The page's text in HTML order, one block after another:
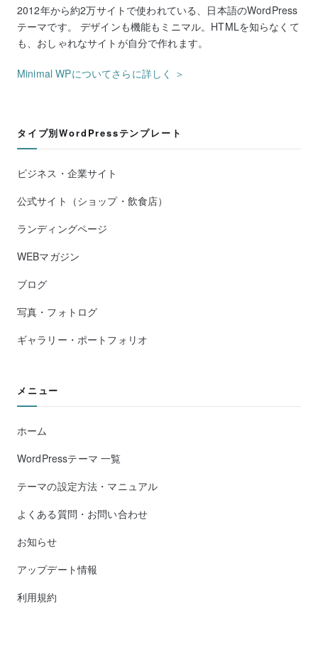
2012年から約2万サイトで使われている、日本語のWordPress
テーマです。 デザインも機能もミニマル。HTMLを知らなくて
も、おしゃれなサイトが自分で作れます。
Minimal WPについてさらに詳しく ＞
タイプ別WordPressテンプレート
ビジネス・企業サイト
公式サイト（ショップ・飲食店）
ランディングページ
WEBマガジン
ブログ
写真・フォトログ
ギャラリー・ポートフォリオ
メニュー
ホーム
WordPressテーマ 一覧
テーマの設定方法・マニュアル
よくある質問・お問い合わせ
お知らせ
アップデート情報
利用規約